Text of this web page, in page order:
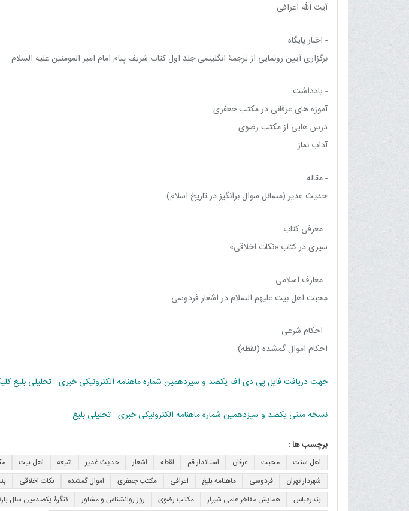
آیت الله اعرافی
- اخبار پایگاه
برگزاری آیین رونمایی از ترجمۀ انگلیسی جلد اول کتاب شریف پیام امام امیر المومنین علیه السلام
- یادداشت
آموزه های عرفانی در مکتب جعفری
درس هایی از مکتب رضوی
آداب نماز
- مقاله
حديث غدير (مسائل سوال برانگيز در تاريخ اسلام)
- معرفی کتاب
سیری در کتاب «نکات اخلاقی»
- معارف اسلامی
محبت اهل بیت علیهم السلام در اشعار فردوسی
- احکام شرعی
احکام اموال گمشده (لقطه)
جهت دریافت فایل پی دی اف یکصد و سیزدهمین شماره ماهنامه الکترونیکی خبری - تحلیلی بلیغ
نسخه متنی یکصد و سیزدهمین شماره ماهنامه الکترونیکی خبری - تحلیلی بلیغ
برچسب ها :
اهل سنت محبت عرفان استاندار قم لقطه اشعار حدیث غدیر شیعه اهل بیت
شهردار تهران
فردوسی ماهنامه بلیغ اعرافی مکتب جعفری اموال گمشده نکات اخلاقی
بندرعباس
همایش مفاخر علمی شیراز مکتب رضوی روز روانشناس و مشاور
کنگرۀ یکصدمین سال